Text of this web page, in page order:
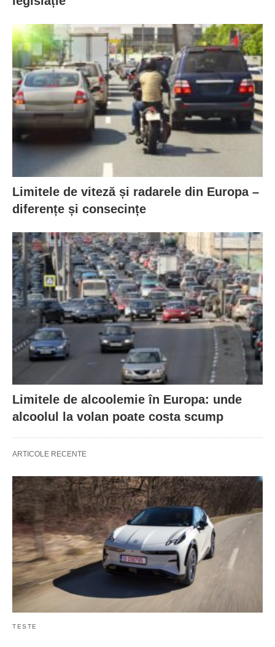
Limitele de viteză și radarele din Europa –
diferențe și consecințe
Limitele de alcoolemie în Europa: unde
alcoolul la volan poate costa scump
ARTICOLE RECENTE
TESTE